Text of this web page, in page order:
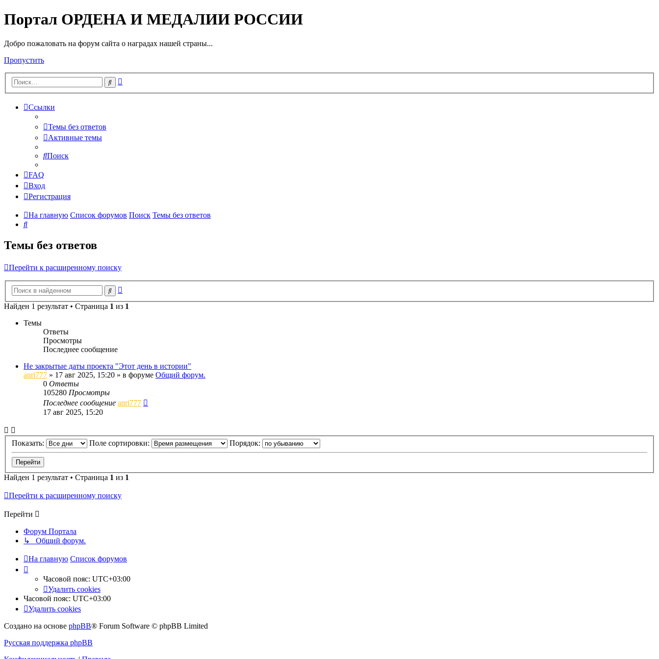
Портал ОРДЕНА И МЕДАЛИИ РОССИИ
Добро пожаловать на форум сайта о наградах нашей страны...
Пропустить
Поиск
Ссылки
Темы без ответов
Активные темы
Поиск
FAQ
Вход
Регистрация
На главную Список форумов Поиск Темы без ответов
Поиск
Темы без ответов
Перейти к расширенному поиску
Поиск
Найден 1 результат • Страница 1 из 1
Темы
Ответы
Просмотры
Последнее сообщение
Не закрытые даты проекта "Этот день в истории"
anri777 » 17 авг 2025, 15:20 » в форуме Общий форум.
0 Ответы
105280 Просмотры
Последнее сообщение anri777
17 авг 2025, 15:20
Показать: Поле сортировки: Порядок:
Найден 1 результат • Страница 1 из 1
Перейти к расширенному поиску
Перейти
Форум Портала
↳ Общий форум.
На главную Список форумов
Часовой пояс: UTC+03:00
Удалить cookies
Часовой пояс: UTC+03:00
Удалить cookies
Создано на основе phpBB® Forum Software © phpBB Limited
Русская поддержка phpBB